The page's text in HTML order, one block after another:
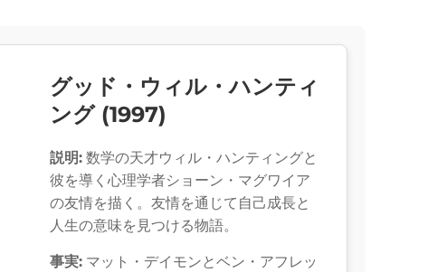
グッド・ウィル・ハンティ
ング (1997)
説明: 数学の天才ウィル・ハンティングと
彼を導く心理学者ショーン・マグワイア
の友情を描く。友情を通じて自己成長と
人生の意味を見つける物語。
事実: マット・デイモンとベン・アフレッ